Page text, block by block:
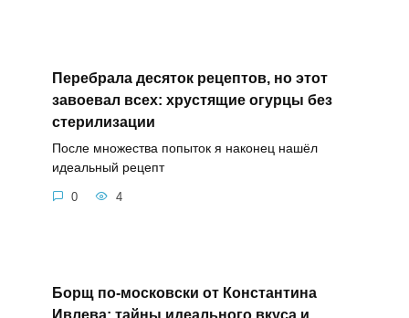
Перебрала десяток рецептов, но этот
завоевал всех: хрустящие огурцы без
стерилизации
После множества попыток я наконец нашёл
идеальный рецепт
0 4
Борщ по-московски от Константина
Ивлева: тайны идеального вкуса и